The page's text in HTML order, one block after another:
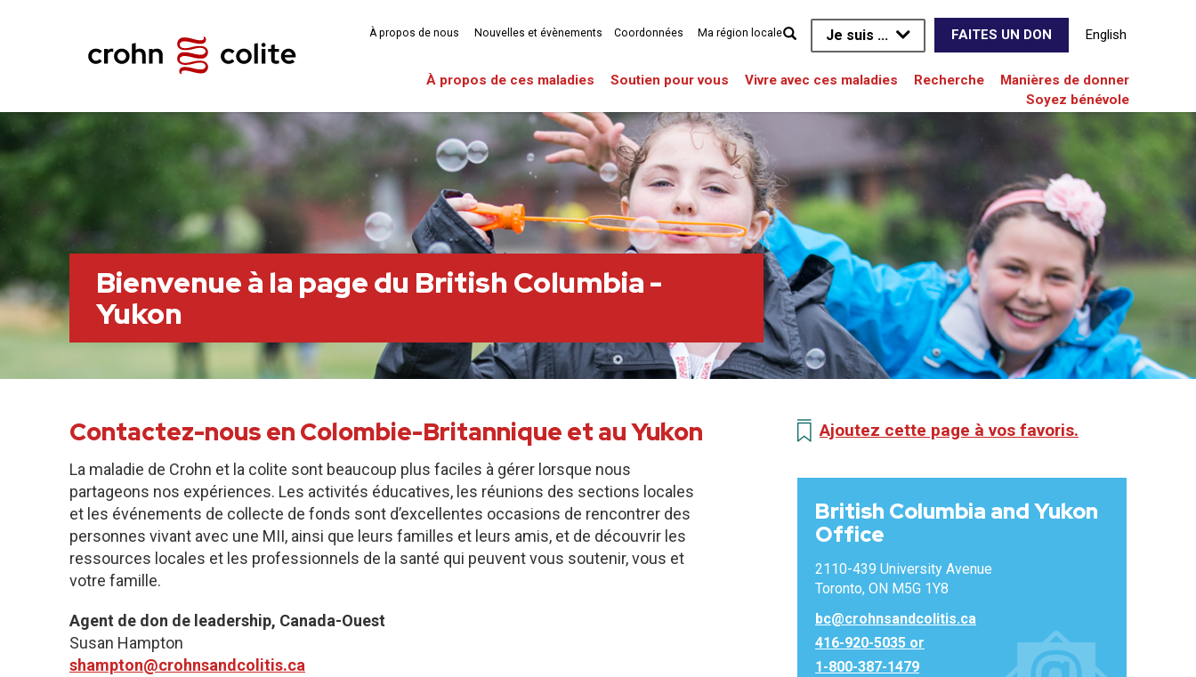
Je suis ... FAITES UN DON English
À propos de ces maladies Soutien pour vous Vivre avec ces maladies Recherche
Manières de donner
Soyez bénévole
À propos de nous Nouvelles et évènements Coordonnées Ma région locale
Bienvenue à la page du British Columbia -
Yukon
Contactez-nous en Colombie-Britannique et au Yukon
La maladie de Crohn et la colite sont beaucoup plus faciles à gérer lorsque nous
partageons nos expériences. Les activités éducatives, les réunions des sections locales
et les événements de collecte de fonds sont d’excellentes occasions de rencontrer des
personnes vivant avec une MII, ainsi que leurs familles et leurs amis, et de découvrir les
ressources locales et les professionnels de la santé qui peuvent vous soutenir, vous et
votre famille.
Agent de don de leadership, Canada-Ouest
Susan Hampton
shampton@crohnsandcolitis.ca
Ajoutez cette page à vos favoris.
British Columbia and Yukon
Office
2110-439 University Avenue
Toronto, ON M5G 1Y8
bc@crohnsandcolitis.ca
416-920-5035 or
1-800-387-1479